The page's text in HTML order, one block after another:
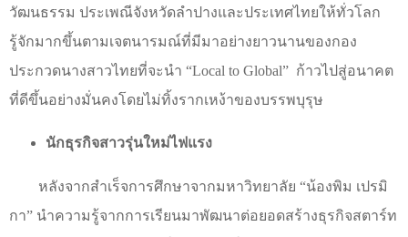
วัฒนธรรม ประเพณีจังหวัดลำปางและประเทศไทยให้ทั่วโลก
รู้จักมากขึ้นตามเจตนารมณ์ที่มีมาอย่างยาวนานของกอง
ประกวดนางสาวไทยที่จะนำ “Local to Global” ก้าวไปสู่อนาคต
ที่ดีขึ้นอย่างมั่นคงโดยไม่ทิ้งรากเหง้าของบรรพบุรุษ
นักธุรกิจสาวรุ่นใหม่ไฟแรง
หลังจากสำเร็จการศึกษาจากมหาวิทยาลัย “น้องพิม เปรมิ
กา” นำความรู้จากการเรียนมาพัฒนาต่อยอดสร้างธุรกิจสตาร์ท